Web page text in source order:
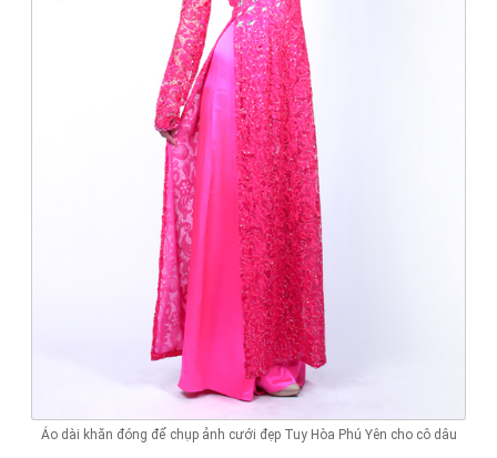
Áo dài khăn đóng để chụp ảnh cưới đẹp Tuy Hòa Phú Yên cho cô dâu